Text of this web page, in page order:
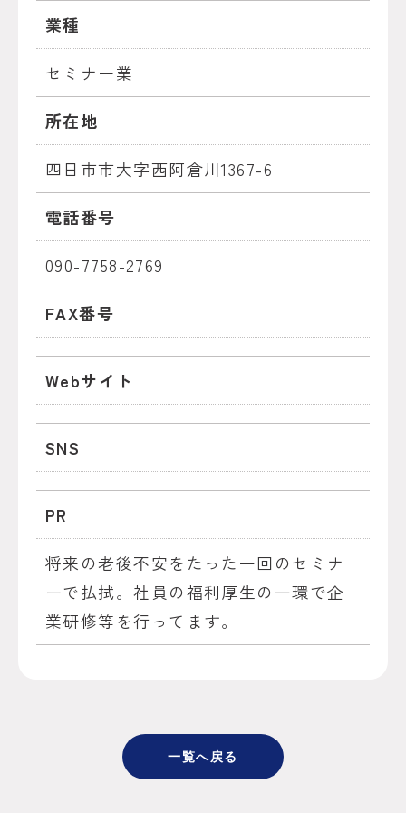
業種
セミナー業
所在地
四日市市大字西阿倉川1367-6
電話番号
090-7758-2769
FAX番号
Webサイト
SNS
PR
将来の老後不安をたった一回のセミナ
ーで払拭。社員の福利厚生の一環で企
業研修等を行ってます。
一覧へ戻る